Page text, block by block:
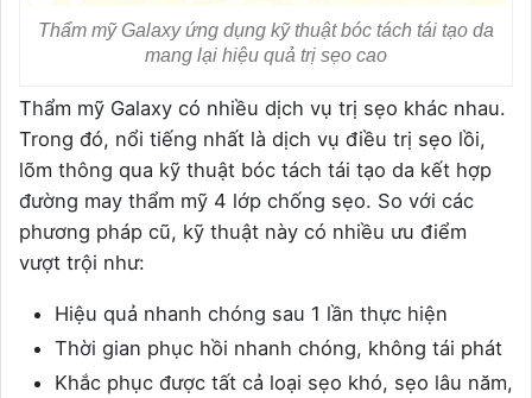
Thẩm mỹ Galaxy ứng dụng kỹ thuật bóc tách tái tạo da
mang lại hiệu quả trị sẹo cao
Thẩm mỹ Galaxy có nhiều dịch vụ trị sẹo khác nhau.
Trong đó, nổi tiếng nhất là dịch vụ điều trị sẹo lồi,
lõm thông qua kỹ thuật bóc tách tái tạo da kết hợp
đường may thẩm mỹ 4 lớp chống sẹo. So với các
phương pháp cũ, kỹ thuật này có nhiều ưu điểm
vượt trội như:
Hiệu quả nhanh chóng sau 1 lần thực hiện
Thời gian phục hồi nhanh chóng, không tái phát
Khắc phục được tất cả loại sẹo khó, sẹo lâu năm,